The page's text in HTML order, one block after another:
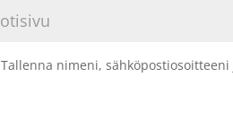
Tallenna nimeni,